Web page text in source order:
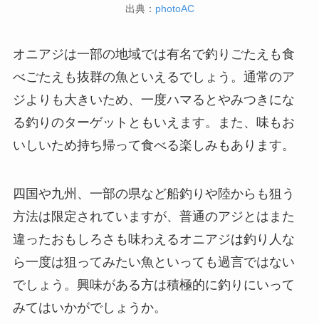
出典： photoAC
オニアジは一部の地域では有名で釣りごたえも食
べごたえも抜群の魚といえるでしょう。通常のア
ジよりも大きいため、一度ハマるとやみつきにな
る釣りのターゲットともいえます。また、味もお
いしいため持ち帰って食べる楽しみもあります。
四国や九州、一部の県など船釣りや陸からも狙う
方法は限定されていますが、普通のアジとはまた
違ったおもしろさも味わえるオニアジは釣り人な
ら一度は狙ってみたい魚といっても過言ではない
でしょう。興味がある方は積極的に釣りにいって
みてはいかがでしょうか。